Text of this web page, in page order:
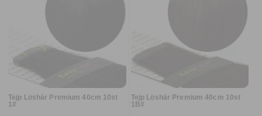
Tejp Löshår Premium 40cm 10st
1#
Tejp Löshår Premium 40cm 10st
1B#